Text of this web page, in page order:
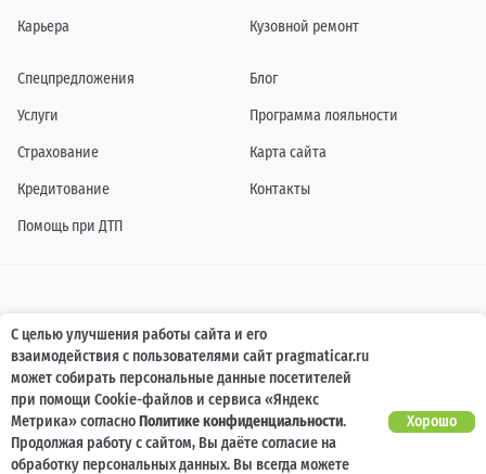
Карьера
Кузовной ремонт
Спецпредложения
Услуги
Страхование
Кредитование
Помощь при ДТП
Блог
Программа лояльности
Карта сайта
Контакты
Информация о технических характеристиках, составе комплектаций, цветовой
гамме и стоимости автомобилей, а также действующих акциях, сроках и условиях
их проведения, указанных на сайте www.pragmaticar.ru, носит информационный
характер и ни при каких условиях не является публичной офертой,
определяемой положениями пунктом 2 статьи 437 Гражданского кодекса
Российской Федерации. Для получения подробной информации обращайтесь к
специалистам нашей компании.
© ПРАГМАТИКА, 2026
С целью улучшения работы сайта и его
взаимодействия с пользователями сайт pragmaticar.ru
может собирать персональные данные посетителей
при помощи Cookie-файлов и сервиса «Яндекс
Метрика» согласноПолитике конфиденциальности.
Продолжая работу с сайтом, Вы даёте согласие на
обработку персональных данных. Вы всегда можете
Хорошо